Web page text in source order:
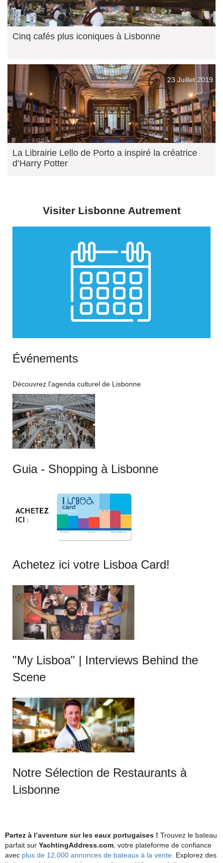
Cinq cafés plus iconiques à Lisbonne
23 Juillet 2019
La Librairie Lello de Porto a inspiré la créatrice
d’Harry Potter
Visiter Lisbonne Autrement
Événements
Découvrez l'agenda culturel de Lisbonne
Guia - Shopping à Lisbonne
Achetez ici votre Lisboa Card!
"My Lisboa" | Interviews Behind the
Scene
Notre Sélection de Restaurants à
Lisbonne
Partez à l’aventure sur les eaux portugaises ! Trouvez le bateau
parfait sur YachtingAddress.com, votre plateforme de confiance
avec plus de 12,000 annonces de bateaux à la vente. Explorez des